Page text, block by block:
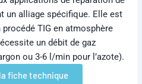
un alliage spécifique. Elle est
TIG en atmosphère
un débit de gaz
ou 3-6 l/min pour l’azote).
fiche technique